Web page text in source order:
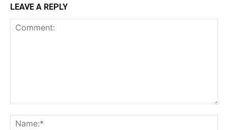
LEAVE A REPLY